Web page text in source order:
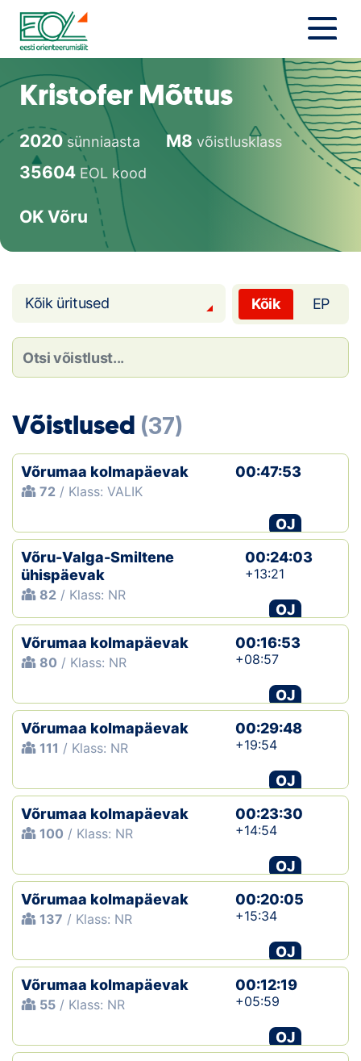
Liigu
sisu
juurde
Uudised
Orienteerujale
Eesti Orienteerumine 100!
Toetamine
Loha
Galerii
Kalender
Koondised
Tule klubisse!
Tulemused
Dokumendid
Klubid
Suletud maastikud
Püsirajad
Koolitused
OTSI
Kristofer Mõttus
2020sünniaasta M8 võistlusklass
35604 EOL kood
OK Võru
Kõik üritused Kõik EP
Võistlused (37)
Võrumaa kolmapäevak
72 / Klass: VALIK
00:47:53
OJ
Võru-Valga-Smiltene
ühispäevak
82 / Klass: NR
00:24:03
+13:21
OJ
Võrumaa kolmapäevak
80 / Klass: NR
00:16:53
+08:57
OJ
Võrumaa kolmapäevak
111 / Klass: NR
00:29:48
+19:54
OJ
Võrumaa kolmapäevak
100 / Klass: NR
00:23:30
+14:54
OJ
Võrumaa kolmapäevak
137 / Klass: NR
00:20:05
+15:34
OJ
Võrumaa kolmapäevak
55 / Klass: NR
00:12:19
+05:59
OJ